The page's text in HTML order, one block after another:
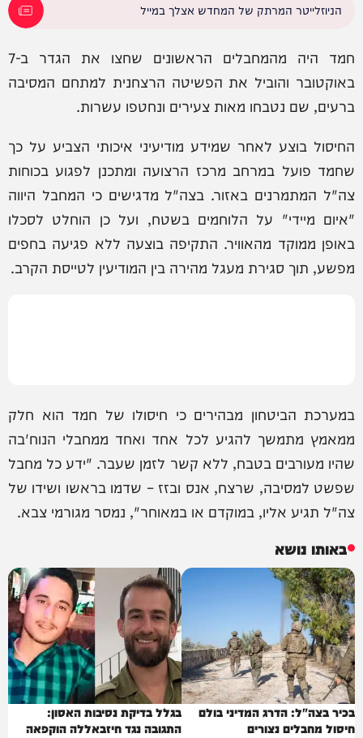
הניוזלייטר המרתק של המחדש אצלך במייל
חמד היה מהמחבלים הראשונים שחצו את הגדר ב-7
באוקטובר והוביל את הפשיטה הרצחנית למתחם המסיבה
ברעים, שם נטבחו מאות צעירים ונחטפו עשרות.
החיסול בוצע לאחר שמידע מודיעיני איכותי הצביע על כך
שחמד פועל במרחב מרכז הרצועה ומתכנן לפגוע בכוחות
צה"ל המתמרנים באזור. בצה"ל מדגישים כי המחבל היווה
"איום מיידי" על הלוחמים בשטח, ועל כן הוחלט לסכלו
באופן ממוקד מהאוויר. התקיפה בוצעה ללא פגיעה בחפים
מפשע, תוך סגירת מעגל מהירה בין המודיעין לטייסת הקרב.
במערכת הביטחון מבהירים כי חיסולו של חמד הוא חלק
ממאמץ מתמשך להגיע לכל אחד ואחד ממחבלי הנוח'בה
שהיו מעורבים בטבח, ללא קשר לזמן שעבר. "ידע כל מחבל
שפשט למסיבה, שרצח, אנס ובזז – שדמו בראשו ושידו של
צה"ל תגיע אליו, במוקדם או במאוחר", נמסר מגורמי צבא.
באותו נושא
בכיר בצה"ל: הדרג המדיני בולם
חיסול מחבלים נצורים
בגלל בדיקת נסיבות האסון:
התגובה נגד חיזבאללה הוקפאה